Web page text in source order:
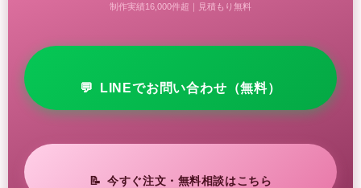
制作実績16,000件超｜見積もり無料
💬 LINEでお問い合わせ（無料）
📝 今すぐ注文・無料相談はこちら